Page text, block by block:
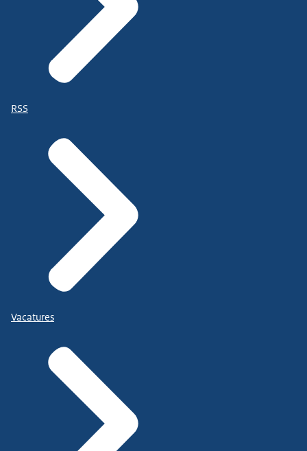
RSS
Vacatures